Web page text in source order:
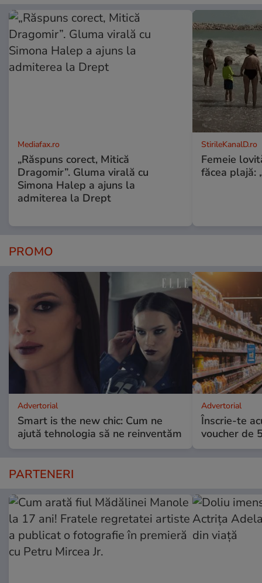
Mediafax.ro
„Răspuns corect, Mitică
Dragomir”. Gluma virală cu
Simona Halep a ajuns la
admiterea la Drept
StirileKanalD.ro
Femeie
făcea plajă:
PROMO
Advertorial
Smart is the new chic: Cum ne
ajută tehnologia să ne reinventăm
Advertorial
Înscrie-te
voucher de
PARTENERI